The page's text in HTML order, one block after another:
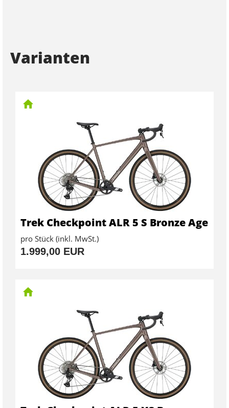
Varianten
Trek Checkpoint ALR 5 S Bronze Age
pro Stück (inkl. MwSt.)
1.999,00 EUR